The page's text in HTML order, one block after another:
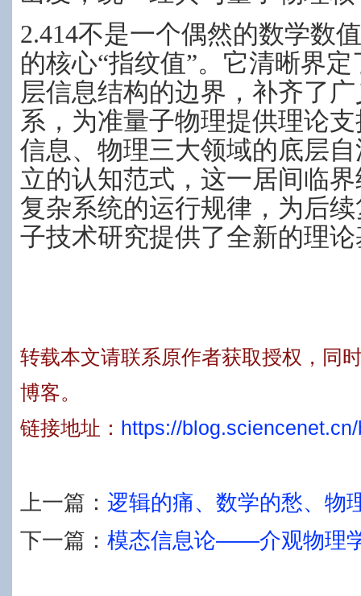
2.414不是一个偶然的数学数
的核心“指纹值”。它清晰界
层信息结构的边界，补齐了
系，为准量子物理提供理论
信息、物理三大领域的底层
立的认知范式，这一居间临
复杂系统的运行规律，为后
子技术研究提供了全新的理
转载本文请联系原作者获取授权，同
博客。
链接地址： https://
上一篇： 逻辑的痛、数学的愁、物
下一篇： 模态信息论——介观物理